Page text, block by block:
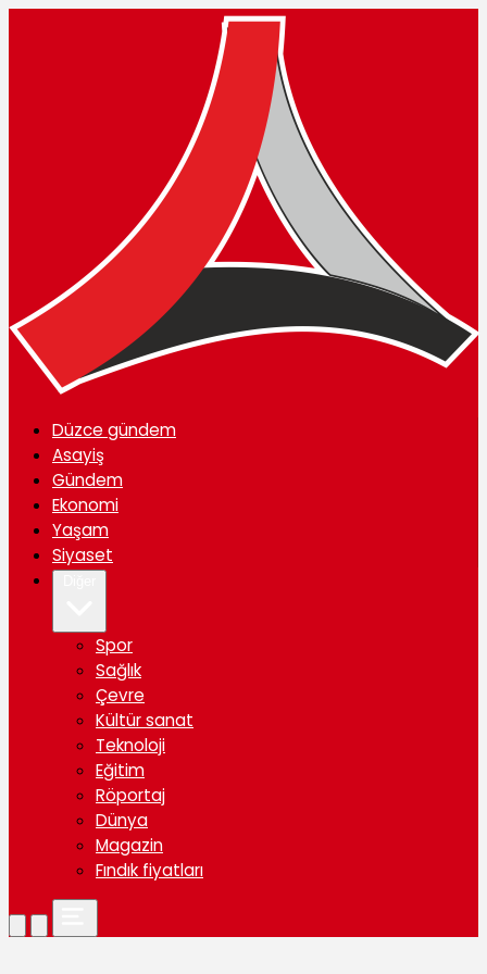
Düzce gündem
Asayiş
Gündem
Ekonomi
Yaşam
Siyaset
Spor
Sağlık
Çevre
Kültür sanat
Teknoloji
Eğitim
Röportaj
Dünya
Magazin
Fındık fiyatları